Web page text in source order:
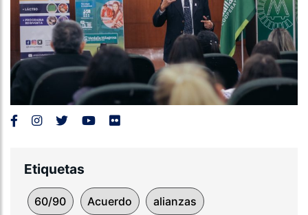
Etiquetas
60/90 Acuerdo alianzas